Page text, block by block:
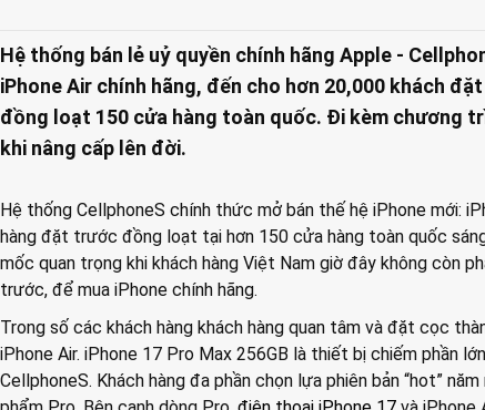
Hệ thống bán lẻ uỷ quyền chính hãng Apple -
iPhone Air chính hãng, đến cho hơn 20,000 khách
đồng loạt 150 cửa hàng toàn quốc. Đi kèm chương
khi nâng cấp lên đời.
Hệ thống CellphoneS chính thức mở bán thế hệ iPhone mới:
hàng đặt trước đồng loạt tại hơn 150 cửa hàng toàn quốc
mốc quan trọng khi khách hàng Việt Nam giờ đây không còn
trước, để mua iPhone chính hãng.
Trong số các khách hàng khách hàng quan tâm và đặt cọc
iPhone Air. iPhone 17 Pro Max 256GB là thiết bị chiếm phần
CellphoneS. Khách hàng đa phần chọn lựa phiên bản “hot”